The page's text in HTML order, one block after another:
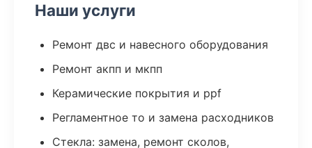
Наши услуги
Ремонт двс и навесного оборудования
Ремонт акпп и мкпп
Керамические покрытия и ppf
Регламентное то и замена расходников
Стекла: замена, ремонт сколов,